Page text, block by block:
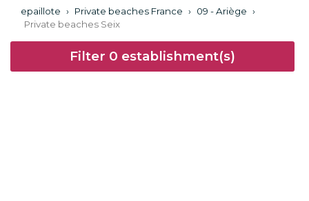
epaillote › Private beaches France › 09 - Ariège ›
Private beaches Seix
Filter 0 establishment(s)